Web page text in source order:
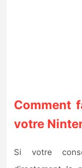
Comment
votre
Si votre